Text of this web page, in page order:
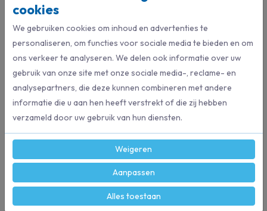
Beschrijving
Een gecertificeerde Nordic Ecolabel microvezel vlakmop voor
moeiteloze reiniging van vloeren en harde oppervlakken.
Ergonomisch ontwerp met klittenbandrug. Wasbaar op 95 graden
€ 26,80
Bestel direct Bestel direct
cookies
We gebruiken cookies om inhoud en advertenties te
personaliseren, om functies voor sociale media te bieden en om
ons verkeer te analyseren. We delen ook informatie over uw
gebruik van onze site met onze sociale media-, reclame- en
analysepartners, die deze kunnen combineren met andere
informatie die u aan hen heeft verstrekt of die zij hebben
verzameld door uw gebruik van hun diensten.
Weigeren
Aanpassen
Alles toestaan